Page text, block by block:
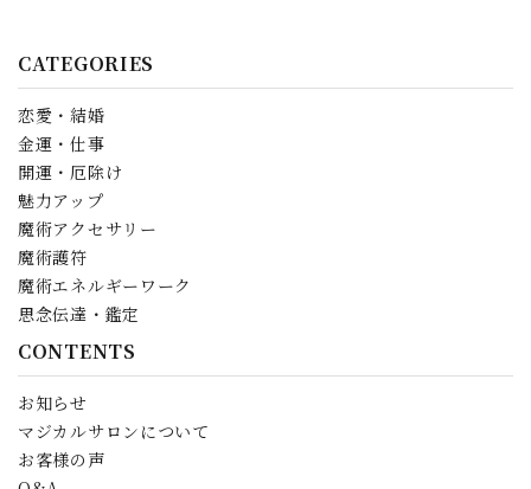
CATEGORIES
恋愛・結婚
金運・仕事
開運・厄除け
魅力アップ
魔術アクセサリー
魔術護符
魔術エネルギーワーク
思念伝達・鑑定
CONTENTS
お知らせ
マジカルサロンについて
お客様の声